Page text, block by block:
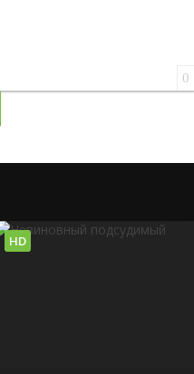
0
HD